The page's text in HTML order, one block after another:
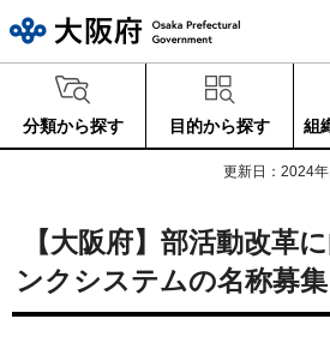
分類から探す 目的から探す 組
更新日：2024
【大阪府】部活動改革
ンクシステムの名称募